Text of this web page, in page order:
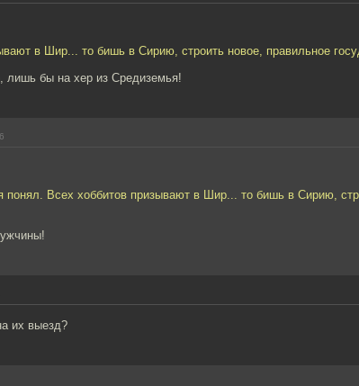
в Шир... то бишь в Сирию, строить новое, правильное
лишь бы на хер из Средиземья!
понял. Всех хоббитов призывают в Шир... то бишь в Сирию,
их выезд?